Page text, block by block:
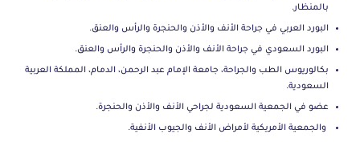
بالمنظار.
البورد العربي في جراحة الأنف والأذن والحنجرة والرأس والعنق.
البورد السعودي في جراحة الأنف والأذن والحنجرة والرأس والعنق.
بكالوريوس الطب والجراحة، جامعة الإمام عبد الرحمن، الدمام، المملكة العربية
السعودية.
عضو في الجمعية السعودية لجراحي الأنف والأذن والحنجرة.
والجمعية الأمريكية لأمراض الأنف والجيوب الأنفية.